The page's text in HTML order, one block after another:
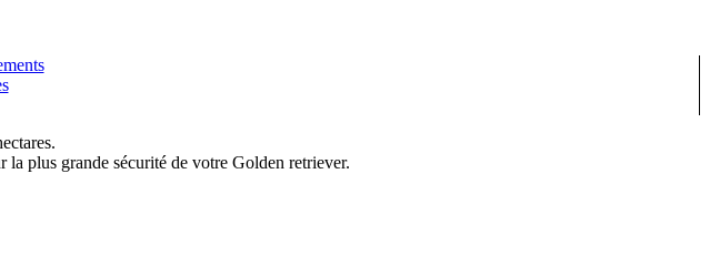
la plus grande sécurité de votre Golden retriever.